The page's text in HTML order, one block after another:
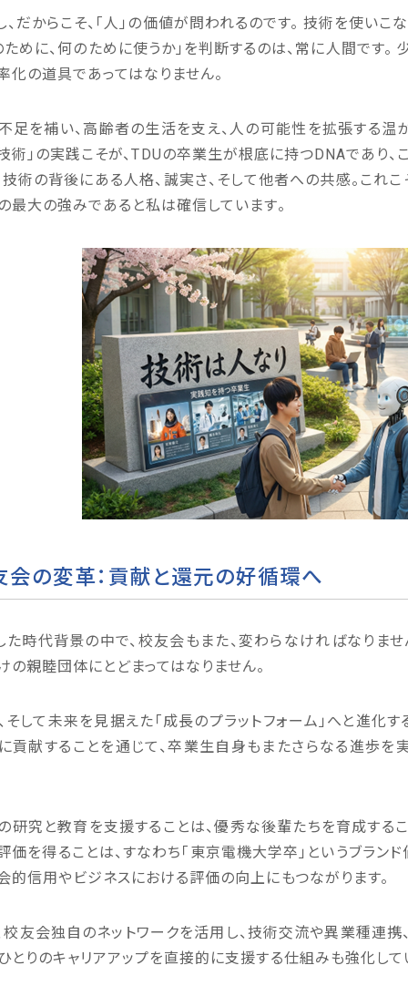
、だからこそ、「人」の価値が問われるのです。 技術を使い
ために、何のために使うか」を判断するのは、常に人間です
化の道具であってはなりません。
足を補い、高齢者の生活を支え、人の可能性を拡張する温
術」の実践こそが、TDUの卒業生が根底に持つDNAであり
技術の背後にある人格、誠実さ、そして他者への共感。これ
最大の強みであると私は確信しています。
会の変革：貢献と還元の好循環へ
た時代背景の中で、校友会もまた、変わらなければなりま
の親睦団体にとどまってはなりません。
そして未来を見据えた「成長のプラットフォーム」へと進化
貢献することを通じて、卒業生自身もまたさらなる進歩を
研究と教育を支援することは、優秀な後輩たちを育成する
価を得ることは、すなわち「東京電機大学卒」というブラン
的信用やビジネスにおける評価の向上にもつながります。
校友会独自のネットワークを活用し、技術交流や異業種連携
とりのキャリアアップを直接的に支援する仕組みも強化して